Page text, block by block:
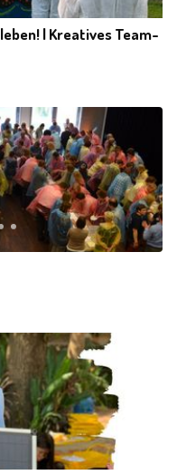
| Kreatives Team-